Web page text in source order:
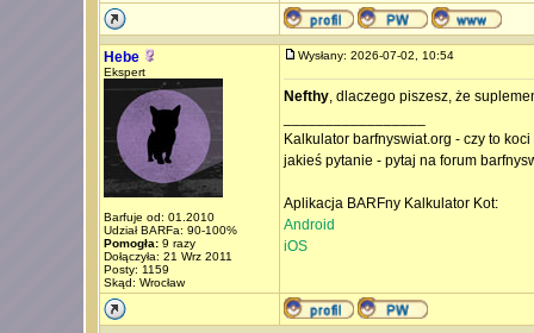
Hebe
Ekspert
Barfuje od: 01.2010
Udział BARFa: 90-100%
Pomogła:9 razy
Dołączyła: 21 Wrz 2011
Posty: 1159
Skąd: Wrocław
Wysłany: 2026-07-02, 10:54
Nefthy, dlaczego piszesz, że
Kalkulator barfnyswiat.org - czy to
jakieś pytanie - pytaj na forum
Aplikacja BARFny Kalkulator Kot:
Android
iOS